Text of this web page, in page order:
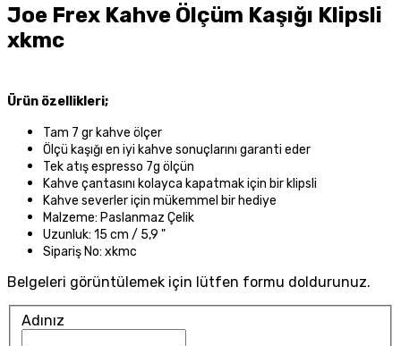
Joe Frex Kahve Ölçüm Kaşığı Klipsli
xkmc
Ürün özellikleri;
Tam 7 gr kahve ölçer
Ölçü kaşığı en iyi kahve sonuçlarını garanti eder
Tek atış espresso 7g ölçün
Kahve çantasını kolayca kapatmak için bir klipsli
Kahve severler için mükemmel bir hediye
Malzeme: Paslanmaz Çelik
Uzunluk: 15 cm / 5,9 "
Sipariş No: xkmc
Belgeleri görüntülemek için lütfen formu doldurunuz.
Adınız